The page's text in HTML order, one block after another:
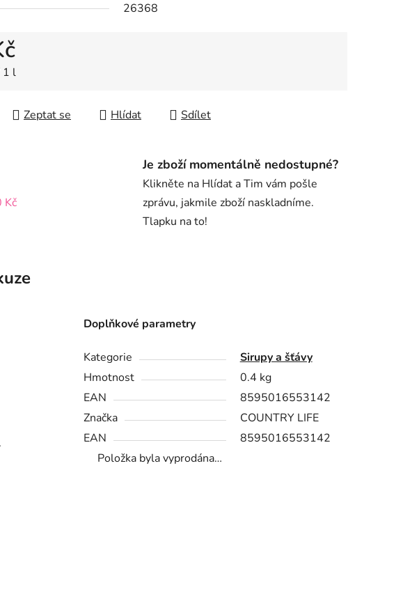
26368
1 l
Zeptat se Hlídat Sdílet
Kč
Je zboží momentálně nedostupné?
Klikněte na Hlídat a Tim vám pošle
zprávu, jakmile zboží naskladníme.
Tlapku na to!
Doplňkové parametry
Kategorie
Sirupy a šťávy
Hmotnost
0.4 kg
EAN
8595016553142
Značka
COUNTRY LIFE
EAN
8595016553142
Položka byla vyprodána…